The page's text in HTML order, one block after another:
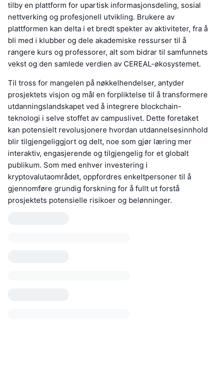
tilby en plattform for upartisk informasjonsdeling, sosial
nettverking og profesjonell utvikling. Brukere av
plattformen kan delta i et bredt spekter av aktiviteter, fra å
bli med i klubber og dele akademiske ressurser til å
rangere kurs og professorer, alt som bidrar til samfunnets
vekst og den samlede verdien av CEREAL-økosystemet.
Til tross for mangelen på nøkkelhendelser, antyder
prosjektets visjon og mål en forpliktelse til å transformere
utdanningslandskapet ved å integrere blockchain-
teknologi i selve stoffet av campuslivet. Dette foretaket
kan potensielt revolusjonere hvordan utdannelsesinnhold
blir tilgjengeliggjort og delt, noe som gjør læring mer
interaktiv, engasjerende og tilgjengelig for et globalt
publikum. Som med enhver investering i
kryptovalutaområdet, oppfordres enkeltpersoner til å
gjennomføre grundig forskning for å fullt ut forstå
prosjektets potensielle risikoer og belønninger.